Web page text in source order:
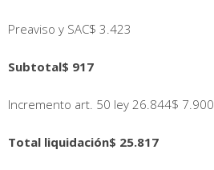
Preaviso y SAC$ 3.423
Subtotal$ 917
Incremento art. 50 ley 26.844$ 7.900
Total liquidación$ 25.817